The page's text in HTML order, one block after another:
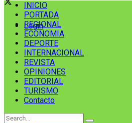
Login
INICIO
PORTADA
REGIONAL
ECONOMIA
DEPORTE
INTERNACIONAL
REVISTA
OPINIONES
EDITORIAL
TURISMO
Contacto